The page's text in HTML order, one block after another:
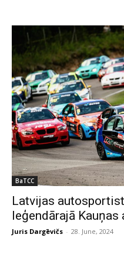
BaTCC
Latvijas
leģendārajā
Juris Dargēvičs - 28. June, 2024